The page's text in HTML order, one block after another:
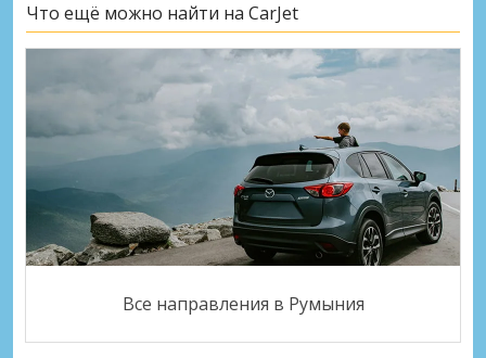
Что ещё можно найти на CarJet
Все направления в Румыния